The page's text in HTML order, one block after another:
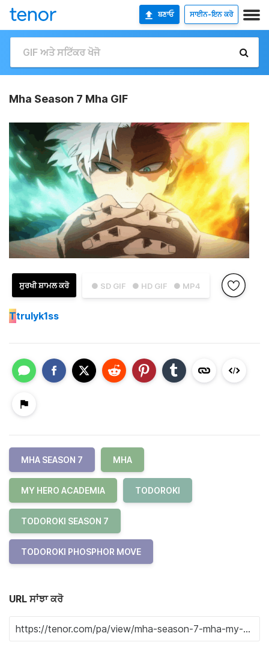
ਬਣਾਓ ਸਾਈਨ-ਇਨ ਕਰੋ
Mha Season 7 Mha GIF
● SD GIF ● HD GIF ● MP4
ਸੁਰਖੀ ਸ਼ਾਮਲ ਕਰੋ
Ttrulyk1ss
MHA SEASON 7 MHA
MY HERO ACADEMIA TODOROKI
TODOROKI SEASON 7
TODOROKI PHOSPHOR MOVE
URL ਸਾਂਝਾ ਕਰੋ